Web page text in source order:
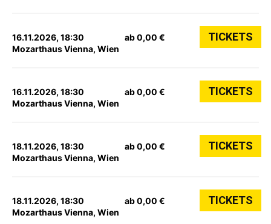
16.11.2026, 18:30
Mozarthaus Vienna, Wien
ab 0,00 € TICKETS
16.11.2026, 18:30
Mozarthaus Vienna, Wien
ab 0,00 € TICKETS
18.11.2026, 18:30
Mozarthaus Vienna, Wien
ab 0,00 € TICKETS
18.11.2026, 18:30
Mozarthaus Vienna, Wien
ab 0,00 € TICKETS